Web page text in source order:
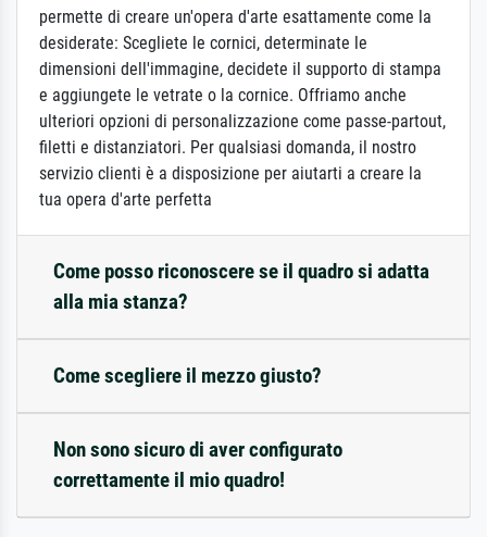
permette di creare un'opera d'arte esattamente come la
desiderate: Scegliete le cornici, determinate le
dimensioni dell'immagine, decidete il supporto di stampa
e aggiungete le vetrate o la cornice. Offriamo anche
ulteriori opzioni di personalizzazione come passe-partout,
filetti e distanziatori. Per qualsiasi domanda, il nostro
servizio clienti è a disposizione per aiutarti a creare la
tua opera d'arte perfetta
Come posso riconoscere se il quadro si adatta
alla mia stanza?
Come scegliere il mezzo giusto?
Non sono sicuro di aver configurato
correttamente il mio quadro!